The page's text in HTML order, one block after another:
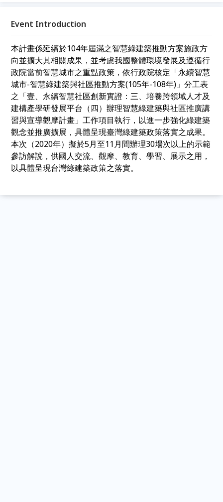
1.將準備接駁車載運報名參訪者，欲搭乘接駁車者，
等待參訪開始
Event Introduction
本計畫係延續於104年屆滿之智慧綠建築推動方案施政方
向並擴大其相關成果，並考慮我國整體環境發展及遵循行
政院當前智慧城市之重點政策，依行政院核定「永續智慧
城市-智慧綠建築與社區推動方案(105年-108年)」分工表
之「壹、永續智慧社區創新實證：三、培養跨領域人才及
建構產學研發展平台（四）辦理智慧綠建築與社區推廣講
習與宣導觀摩計畫」工作項目執行，以進一步強化綠建築
觀念並推廣擴展，具體呈現臺灣綠建築政策落實之成果。
本次（2020年）擬於5月至11月間辦理30場次以上的示範
參訪解說，供國人交流、觀摩、教育、學習、展示之用，
以具體呈現台灣綠建築政策之落實。